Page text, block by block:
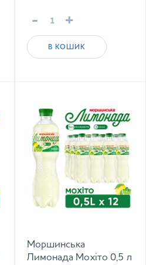
- +
В КОШИК
Моршинська
Лимонада Мохіто 0,5 л